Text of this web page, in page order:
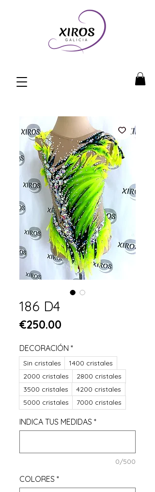
186 D4
€250.00
DECORACIÓN *
Sin cristales
1400 cristales
2000 cristales
2800 cristales
3500 cristales
4200 cristales
5000 cristales
7000 cristales
INDICA TUS MEDIDAS *
0/500
COLORES *